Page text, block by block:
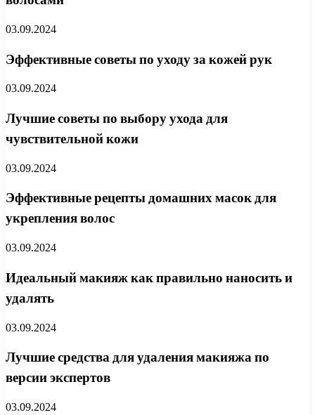
03.09.2024
Эффективные советы по уходу за кожей рук
03.09.2024
Лучшие советы по выбору ухода для
чувствительной кожи
03.09.2024
Эффективные рецепты домашних масок для
укрепления волос
03.09.2024
Идеальный макияж как правильно наносить и
удалять
03.09.2024
Лучшие средства для удаления макияжа по
версии экспертов
03.09.2024